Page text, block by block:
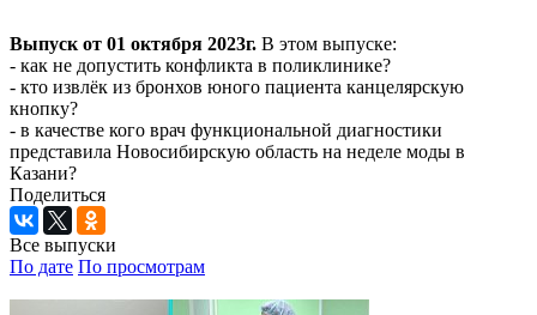
Выпуск от 01 октября 2023г. В этом выпуске:
- как не допустить конфликта в поликлинике?
- кто извлёк из бронхов юного пациента канцелярскую
кнопку?
- в качестве кого врач функциональной диагностики
представила Новосибирскую область на неделе моды в
Казани?
Поделиться
Все выпуски
По дате По просмотрам